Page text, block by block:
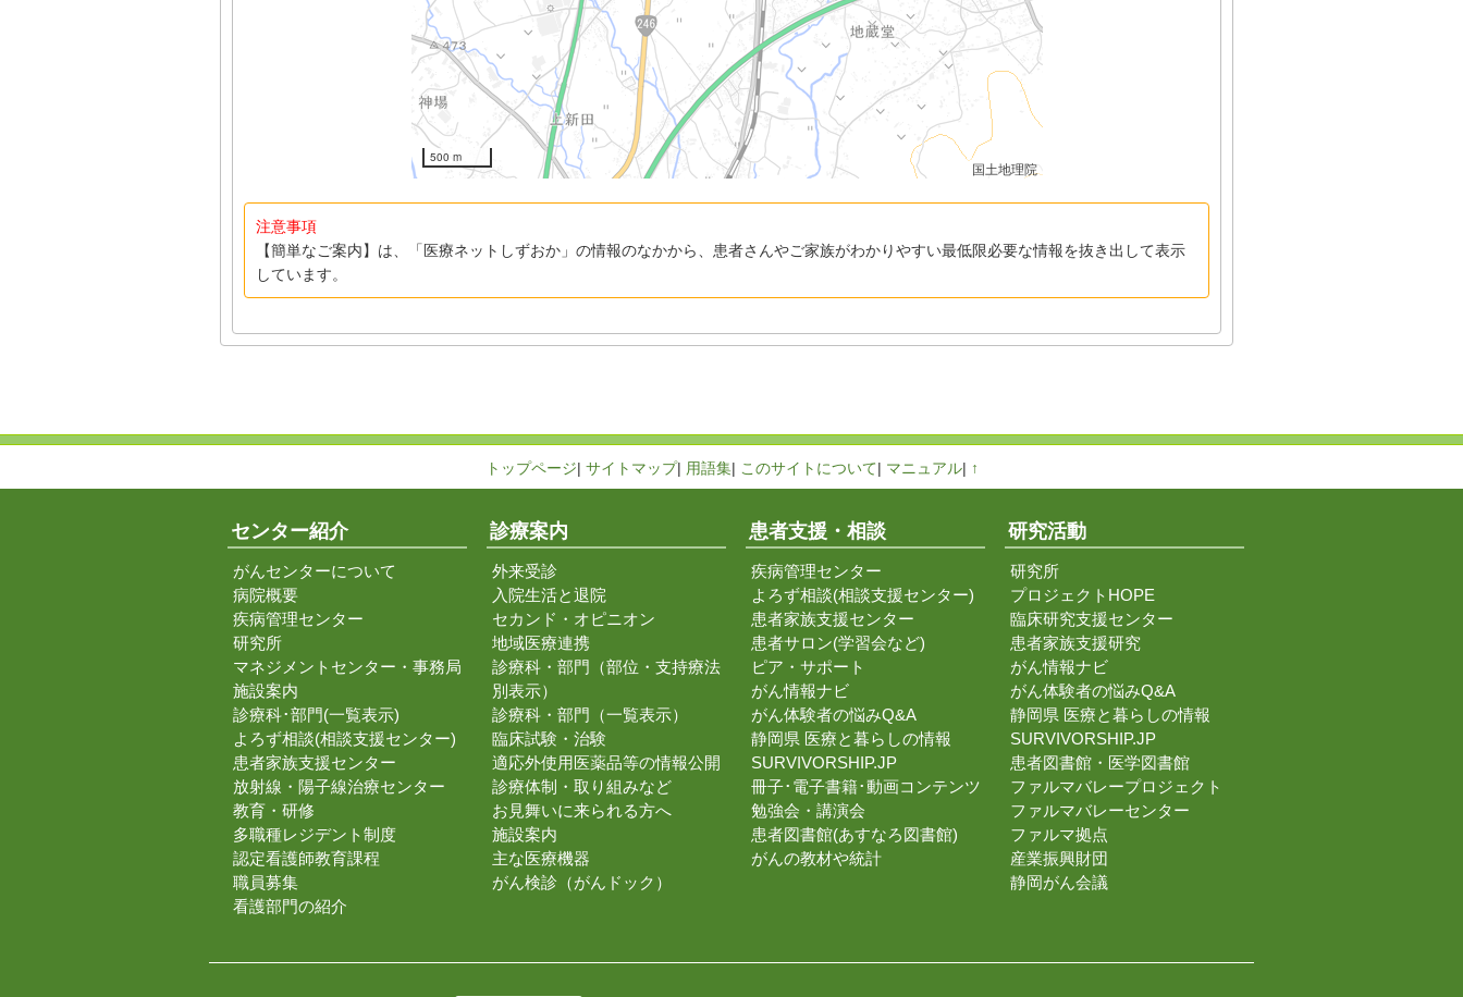
500 m
国土地理院
注意事項
【簡単なご案内】は、「医療ネットしずおか」の情報のなかから、患者さんやご家族がわかりやすい最低限必要な情報を抜き出して表示
しています。
トップページ| サイトマップ| 用語集| このサイトについて| マニュアル| ↑
センター紹介
がんセンターについて
病院概要
疾病管理センター
研究所
マネジメントセンター・事務局
施設案内
診療科･部門(一覧表示)
よろず相談(相談支援センター)
患者家族支援センター
放射線・陽子線治療センター
教育・研修
多職種レジデント制度
認定看護師教育課程
職員募集
看護部門の紹介
診療案内
外来受診
入院生活と退院
セカンド・オピニオン
地域医療連携
診療科・部門（部位・支持療法
別表示）
診療科・部門（一覧表示）
臨床試験・治験
適応外使用医薬品等の情報公開
診療体制・取り組みなど
お見舞いに来られる方へ
施設案内
主な医療機器
がん検診（がんドック）
患者支援・相談
疾病管理センター
よろず相談(相談支援センター)
患者家族支援センター
患者サロン(学習会など)
ピア・サポート
がん情報ナビ
がん体験者の悩みQ&A
静岡県 医療と暮らしの情報
SURVIVORSHIP.JP
冊子･電子書籍･動画コンテンツ
勉強会・講演会
患者図書館(あすなろ図書館)
がんの教材や統計
研究活動
研究所
プロジェクトHOPE
臨床研究支援センター
患者家族支援研究
がん情報ナビ
がん体験者の悩みQ&A
静岡県 医療と暮らしの情報
SURVIVORSHIP.JP
患者図書館・医学図書館
ファルマバレープロジェクト
ファルマバレーセンター
ファルマ拠点
産業振興財団
静岡がん会議